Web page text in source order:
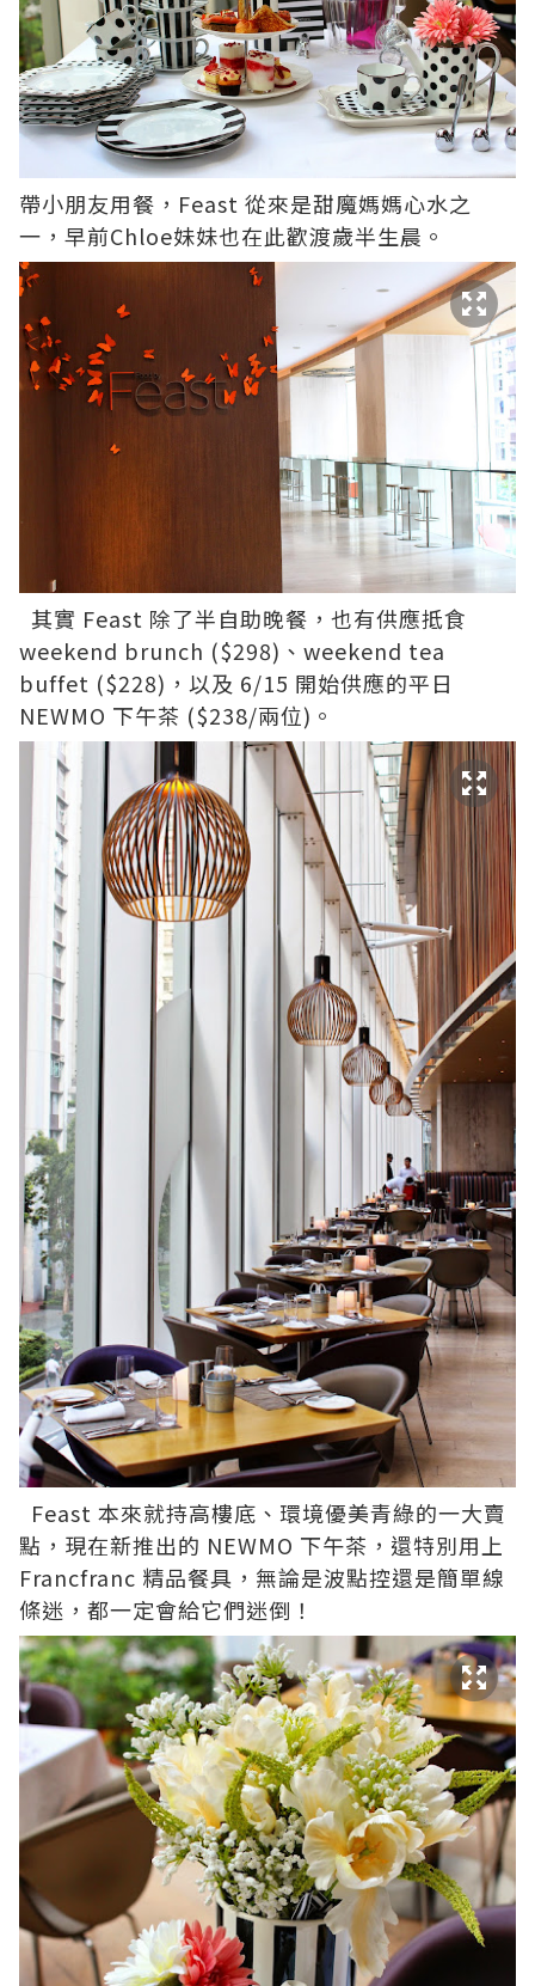
帶小朋友用餐，Feast 從來是甜魔媽媽心水之
一，早前Chloe妹妹也在此歡渡歲半生晨。
其實 Feast 除了半自助晚餐，也有供應抵食
weekend brunch ($298)、weekend tea
buffet ($228)，以及 6/15 開始供應的平日
NEWMO 下午茶 ($238/兩位)。
Feast 本來就持高樓底、環境優美青綠的一大賣
點，現在新推出的 NEWMO 下午茶，還特別用上
Francfranc 精品餐具，無論是波點控還是簡單線
條迷，都一定會給它們迷倒！